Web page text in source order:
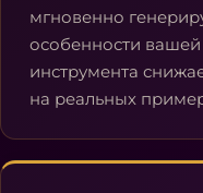
мгновенно
особенности
инструмента
на реальных